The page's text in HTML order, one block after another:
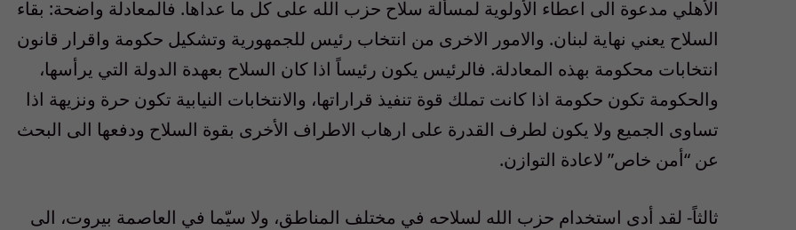
الأهلي مدعوة الى اعطاء الأولوية لمسألة سلاح حزب الله على كل ما عداها. فالمعادلة واضحة: بقاء
السلاح يعني نهاية لبنان. والامور الاخرى من انتخاب رئيس للجمهورية وتشكيل حكومة واقرار قانون
انتخابات محكومة بهذه المعادلة. فالرئيس يكون رئيساً اذا كان السلاح بعهدة الدولة التي يرأسها،
والحكومة تكون حكومة اذا كانت تملك قوة تنفيذ قراراتها، والانتخابات النيابية تكون حرة ونزيهة اذا
تساوى الجميع ولا يكون لطرف القدرة على ارهاب الاطراف الأخرى بقوة السلاح ودفعها الى البحث
عن “أمن خاص” لاعادة التوازن.
ثالثاً- لقد أدى استخدام حزب الله لسلاحه في مختلف المناطق، ولا سيّما في العاصمة بيروت، الى